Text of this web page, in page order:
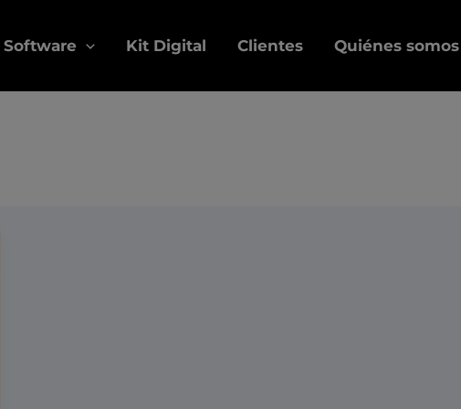
Software Kit Digital Clientes Quiénes somos